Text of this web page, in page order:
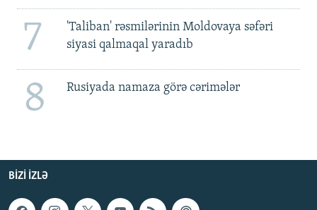
7
'Taliban' rəsmilərinin Moldovaya səfəri
siyasi qalmaqal yaradıb
8 Rusiyada namaza görə cərimələr
BIZI IZLƏ